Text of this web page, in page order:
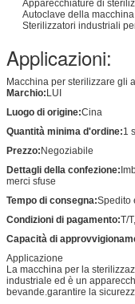
Apparecchiature di
Autoclave della
Sterilizzatori industriali
Applicazioni:
Macchina per sterilizzare gli
Marchio:LUI
Luogo di origine:Cina
Quantità minima d'ordine:1
Prezzo:Negoziabile
Dettagli della confezione:
merci sfuse
Tempo di consegna:Spedito
Condizioni di pagamento:T/
Capacità di
Applicazione
La macchina per la
industriale ed è un
bevande.garantire la